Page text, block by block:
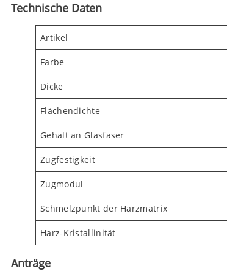
Technische Daten
Artikel
Farbe
Dicke
Flächendichte
Gehalt an Glasfaser
Zugfestigkeit
Zugmodul
Schmelzpunkt der Harzmatrix
Harz-Kristallinität
Anträge